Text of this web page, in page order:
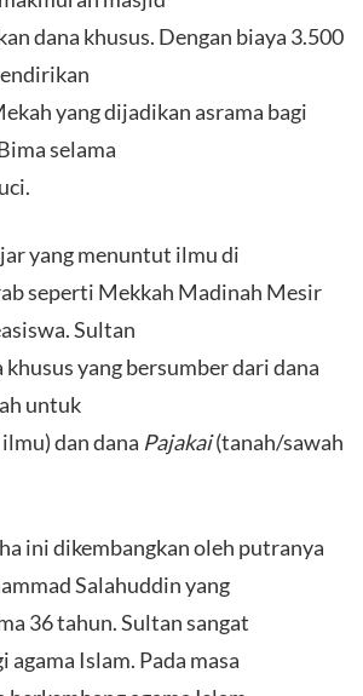
dana khusus. Dengan biaya 3.500
yang dijadikan asrama bagi
selama
yang menuntut ilmu di
seperti Mekkah Madinah Mesir
Sultan
yang bersumber dari dana
untuk
dan dana Pajakai(tanah/sawah
ini dikembangkan oleh putranya
Salahuddin yang
36 tahun. Sultan sangat
Islam. Pada masa